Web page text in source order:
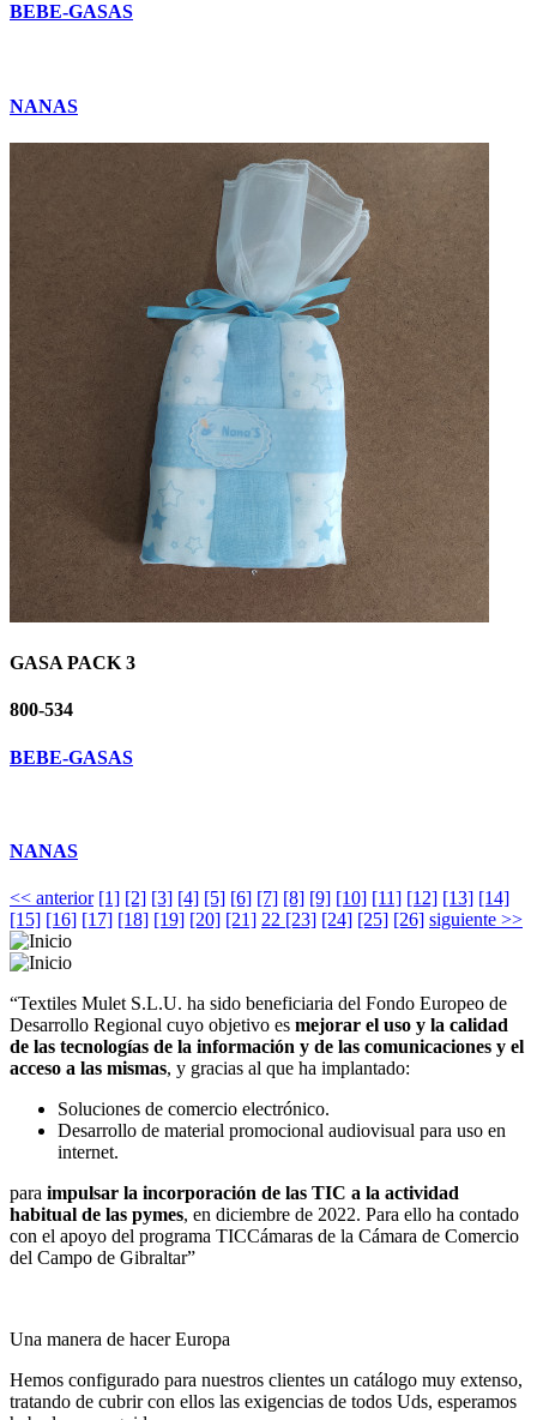
BEBE-GASAS
NANAS
GASA PACK 3
800-534
BEBE-GASAS
NANAS
<< anterior [1] [2] [3] [4] [5] [6] [7] [8] [9] [10] [11] [12] [13] [14]
[15] [16] [17] [18] [19] [20] [21] 22 [23] [24] [25] [26] siguiente >>
“Textiles Mulet S.L.U. ha sido beneficiaria del Fondo Europeo de
Desarrollo Regional cuyo objetivo es mejorar el uso y la calidad
de las tecnologías de la información y de las comunicaciones y el
acceso a las mismas, y gracias al que ha implantado:
Soluciones de comercio electrónico.
Desarrollo de material promocional audiovisual para uso en
internet.
para impulsar la incorporación de las TIC a la actividad
habitual de las pymes, en diciembre de 2022. Para ello ha contado
con el apoyo del programa TICCámaras de la Cámara de Comercio
del Campo de Gibraltar”
Una manera de hacer Europa
Hemos configurado para nuestros clientes un catálogo muy extenso,
tratando de cubrir con ellos las exigencias de todos Uds, esperamos